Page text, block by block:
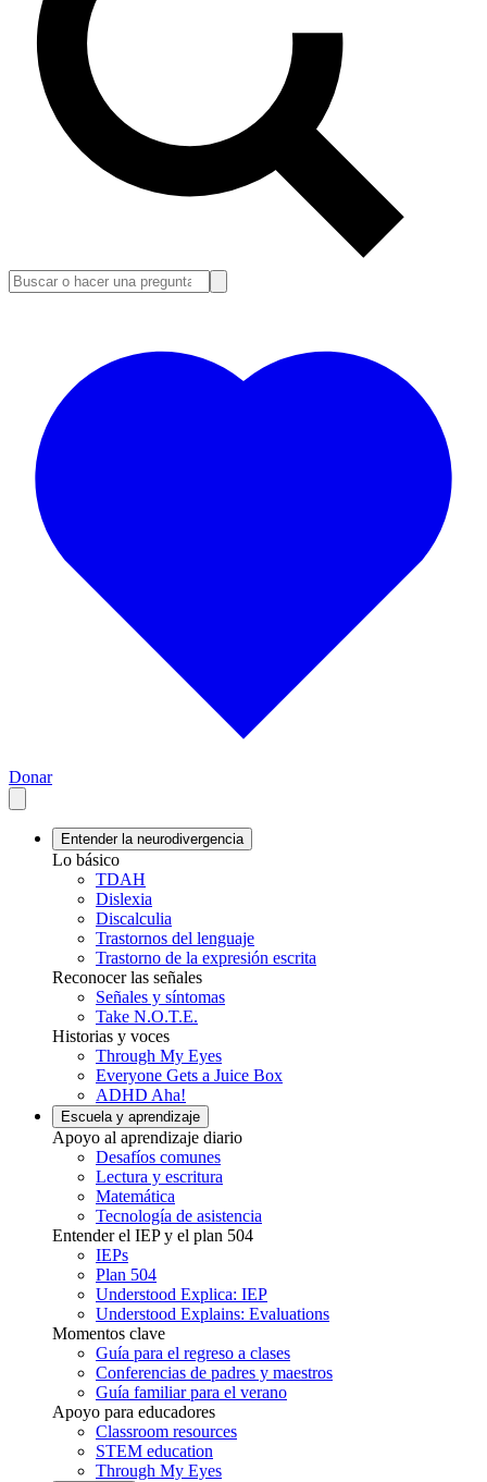
Donar
Entender la neurodivergencia
Lo básico
TDAH
Dislexia
Discalculia
Trastornos del lenguaje
Trastorno de la expresión escrita
Reconocer las señales
Señales y síntomas
Take N.O.T.E.
Historias y voces
Through My Eyes
Everyone Gets a Juice Box
ADHD Aha!
Escuela y aprendizaje
Apoyo al aprendizaje diario
Desafíos comunes
Lectura y escritura
Matemática
Tecnología de asistencia
Entender el IEP y el plan 504
IEPs
Plan 504
Understood Explica: IEP
Understood Explains: Evaluations
Momentos clave
Guía para el regreso a clases
Conferencias de padres y maestros
Guía familiar para el verano
Apoyo para educadores
Classroom resources
STEM education
Through My Eyes